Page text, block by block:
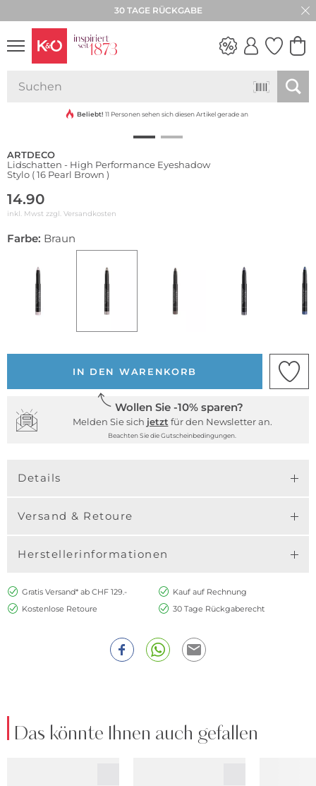
30 TAGE RÜCKGABE
VIBES
Wasserfest
Beliebt! 11 Personen sehen sich diesen Artikel gerade an
ARTDECO
Lidschatten - High Performance Eyeshadow
Stylo ( 16 Pearl Brown )
14.90
inkl. Mwst zzgl. Versandkosten
Farbe: Braun
IN DEN WARENKORB
Wollen Sie -10% sparen?
Melden Sie sich jetzt für den Newsletter an.
Beachten Sie die Gutscheinbedingungen.
Details
Versand & Retoure
Herstellerinformationen
Gratis Versand* ab CHF 129.-
Kauf auf Rechnung
Kostenlose Retoure
30 Tage Rückgaberecht
Das könnte Ihnen auch gefallen